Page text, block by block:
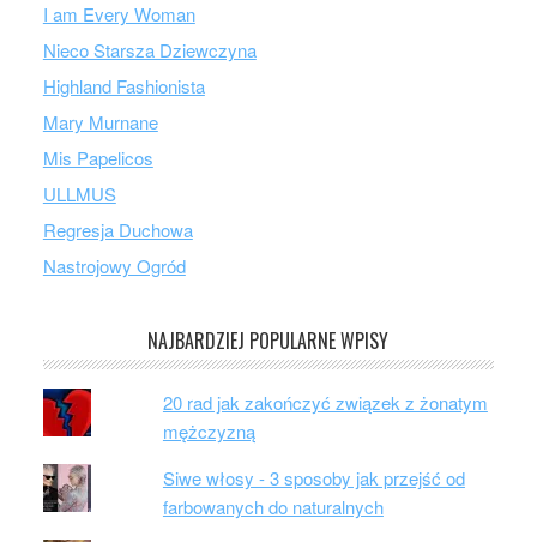
I am Every Woman
Nieco Starsza Dziewczyna
Highland Fashionista
Mary Murnane
Mis Papelicos
ULLMUS
Regresja Duchowa
Nastrojowy Ogród
NAJBARDZIEJ POPULARNE WPISY
20 rad jak zakończyć związek z żonatym
mężczyzną
Siwe włosy - 3 sposoby jak przejść od
farbowanych do naturalnych